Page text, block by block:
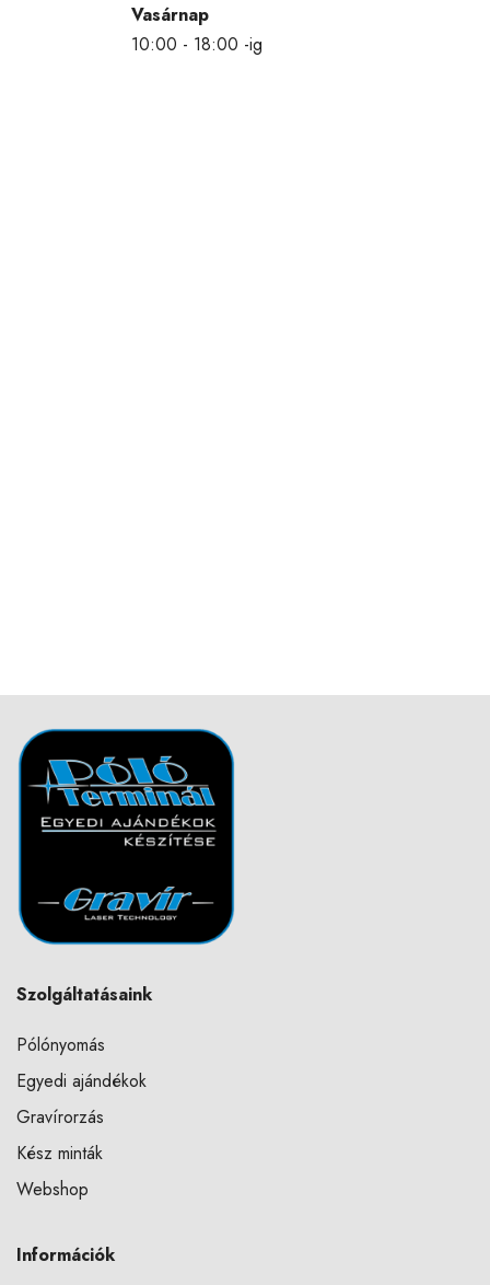
Vasárnap
10:00 - 18:00 -ig
Szolgáltatásaink
Pólónyomás
Egyedi ajándékok
Gravírorzás
Kész minták
Webshop
Információk